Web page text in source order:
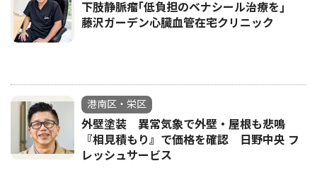
下肢静脈瘤｢低負担のベナシール治療を｣
藤沢ガーデン心臓血管在宅クリニック
港南区・栄区
外壁塗装 異常気象で外壁・屋根も悲鳴
『相見積もり』で価格を確認 日野中央 フ
レッシュサービス